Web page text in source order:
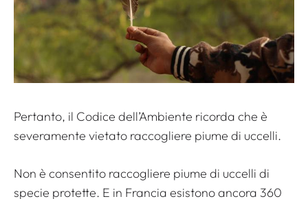
Pertanto, il Codice dell’Ambiente ricorda che è
severamente vietato raccogliere piume di uccelli.
Non è consentito raccogliere piume di uccelli di
specie protette. E in Francia esistono ancora 360